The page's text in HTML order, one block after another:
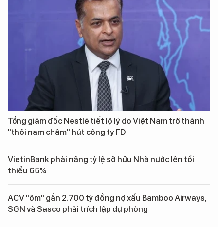
Tổng giám đốc Nestlé tiết lộ lý do Việt Nam trở thành
"thỏi nam châm" hút công ty FDI
VietinBank phải nâng tỷ lệ sở hữu Nhà nước lên tối
thiểu 65%
ACV "ôm" gần 2.700 tỷ đồng nợ xấu Bamboo Airways,
SGN và Sasco phải trích lập dự phòng